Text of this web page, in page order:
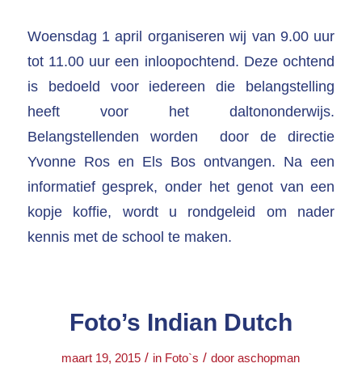
Woensdag 1 april organiseren wij van 9.00 uur
tot 11.00 uur een inloopochtend. Deze ochtend
is bedoeld voor iedereen die belangstelling
heeft voor het daltononderwijs.
Belangstellenden worden door de directie
Yvonne Ros en Els Bos ontvangen. Na een
informatief gesprek, onder het genot van een
kopje koffie, wordt u rondgeleid om nader
kennis met de school te maken.
Foto’s Indian Dutch
maart 19, 2015 / in Foto`s / dooraschopman